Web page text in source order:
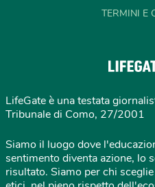
TERMINI E
LifeGate è una testata
Tribunale di Como, 27/2001
Siamo il luogo dove
sentimento diventa azione, lo
risultato. Siamo per chi